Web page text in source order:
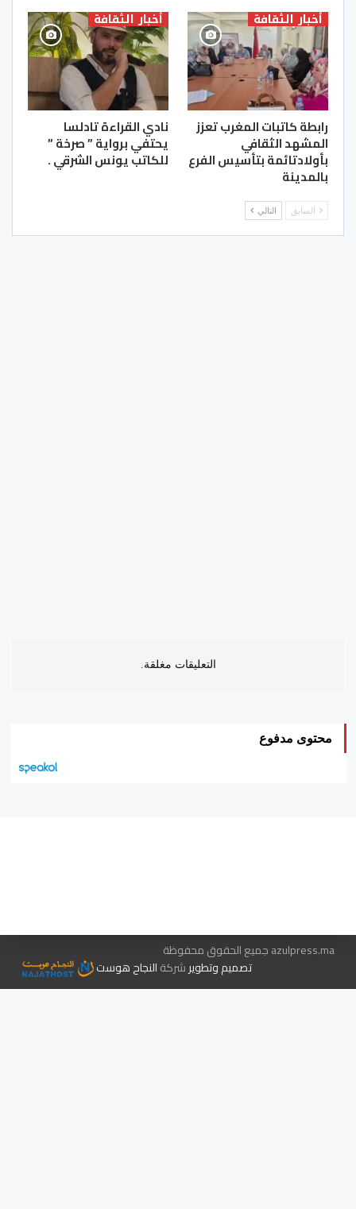
أخبار الثقافة
رابطة كاتبات المغرب تعزز
المشهد الثقافي
بأولادتائمة بتأسيس الفرع
بالمدينة
أخبار الثقافة
نادي القراءة تادلسا
يحتفي برواية ” صرخة ”
للكاتب يونس الشرقي .
السابق التالي
التعليقات مغلقة.
محتوى مدفوع
azulpress.ma جميع الحقوق محفوظة
تصميم وتطويرشركةالنجاح هوست